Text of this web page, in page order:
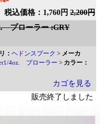
込価格：1,760円 2,200円
プローラー :GRY
： ヘドンスプーク > メーカ
4oz. プローラー > カラー：
カゴを見る
販売終了しました